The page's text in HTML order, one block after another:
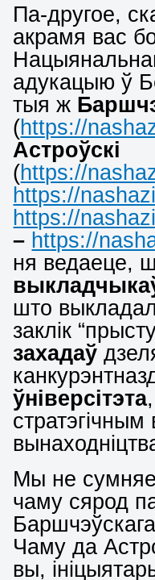
Па-другое,
акрамя вас
адукацыю ў
тыя ж
(https://
Астроўскі
(https://
https://
https://
– https://
ня ведаеце,
што
заклік
захадаў
ўніверсітэта
Мы не
чаму сярод
Чаму да
вы,